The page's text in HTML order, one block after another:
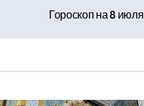
Гороскоп на 8 июля